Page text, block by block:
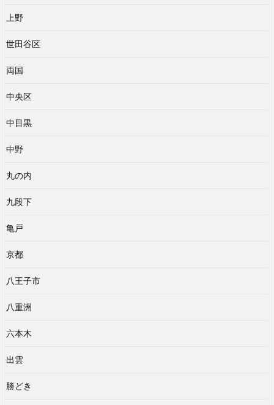
上野
世田谷区
両国
中央区
中目黒
中野
丸の内
九段下
亀戸
京都
八王子市
八重洲
六本木
出雲
勝どき